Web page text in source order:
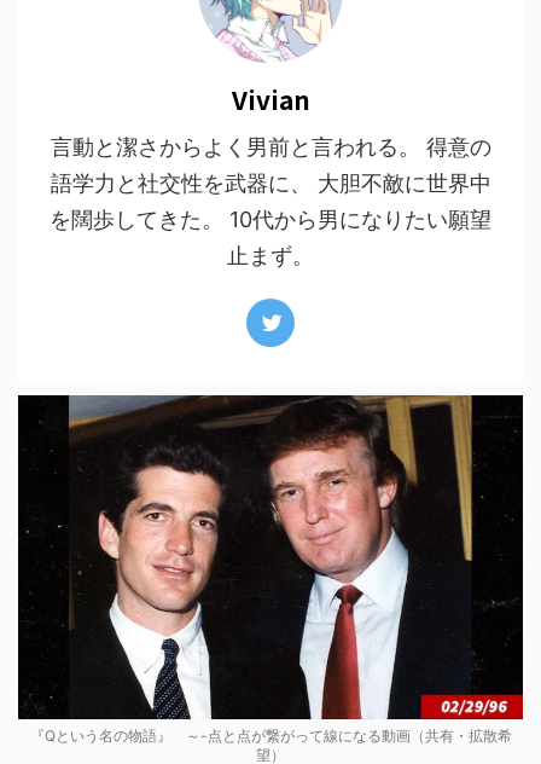
Vivian
言動と潔さからよく男前と言われる。 得意の
語学力と社交性を武器に、 大胆不敵に世界中
を闊歩してきた。 10代から男になりたい願望
止まず。
『Qという名の物語』 ～-点と点が繋がって線になる動画（共有・拡散希
望）